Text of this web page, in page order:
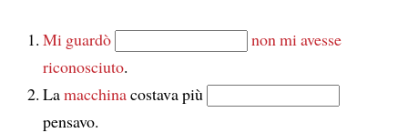
Mi guardò
non mi avesse
riconosciuto.
Lamacchinacostava più
pensavo.